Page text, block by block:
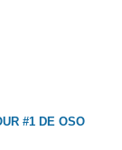
#1 DE OSO